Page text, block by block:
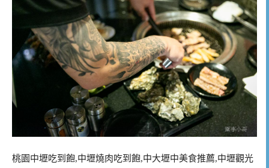
桃園中壢吃到飽,中壢燒肉吃到飽,中大壢中美食推薦,中壢觀光